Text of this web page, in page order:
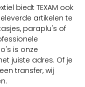
biedt TEXAM ook
artikelen te
paraplu's of
is onze
juiste adres. Of je
transfer, wij